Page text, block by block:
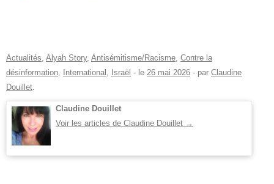
Actualités, Alyah Story, Antisémitisme/Racisme, Contre la
désinformation, International , Israël - le 26 mai 2026 - par Claudine
Douillet.
Claudine Douillet
Voir les articles de Claudine Douillet →